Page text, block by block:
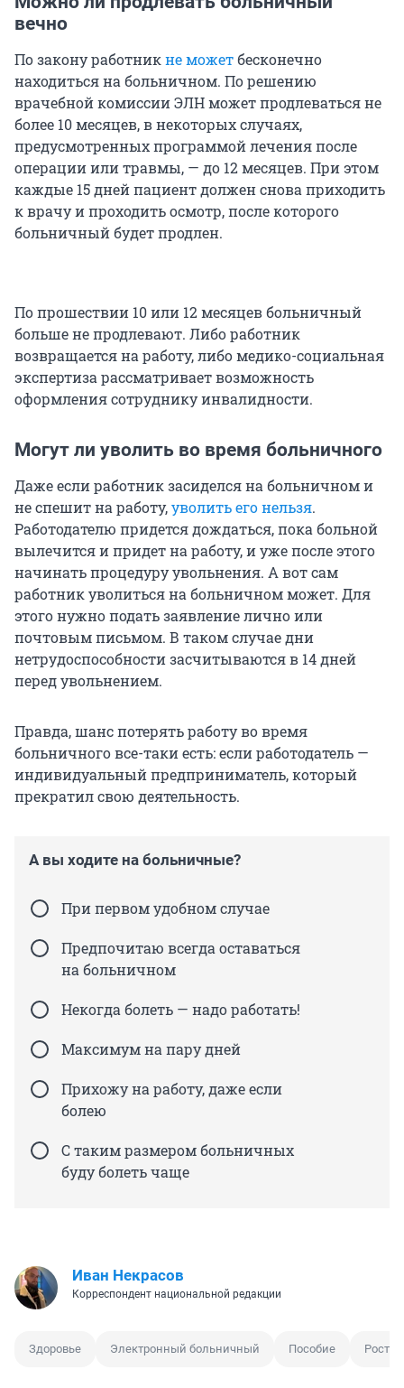
вечно
По закону работникне можетбесконечно
находиться на больничном. По решению
врачебной комиссии ЭЛН может продлеваться не
более 10 месяцев, в некоторых случаях,
предусмотренных программой лечения после
операции или травмы, — до 12 месяцев. При этом
каждые 15 дней пациент должен снова приходить
к врачу и проходить осмотр, после которого
больничный будет продлен.
По прошествии 10 или 12 месяцев больничный
больше не продлевают. Либо работник
возвращается на работу, либо медико-социальная
экспертиза рассматривает возможность
оформления сотруднику инвалидности.
Могут ли уволить во время больничного
Даже если работник засиделся на больничном и
не спешит на работу,уволить его нельзя.
Работодателю придется дождаться, пока больной
вылечится и придет на работу, и уже после этого
начинать процедуру увольнения. А вот сам
работник уволиться на больничном может. Для
этого нужно подать заявление лично или
почтовым письмом. В таком случае дни
нетрудоспособности засчитываются в 14 дней
перед увольнением.
Правда, шанс потерять работу во время
больничного все-таки есть: если работодатель —
индивидуальный предприниматель, который
прекратил свою деятельность.
А вы ходите на больничные?
При первом удобном случае
Предпочитаю всегда оставаться
на больничном
Некогда болеть — надо работать!
Максимум на пару дней
Прихожу на работу, даже если
болею
С таким размером больничных
буду болеть чаще
Иван Некрасов
Корреспондент национальной редакции
Здоровье Электронный больничный Пособие Рост